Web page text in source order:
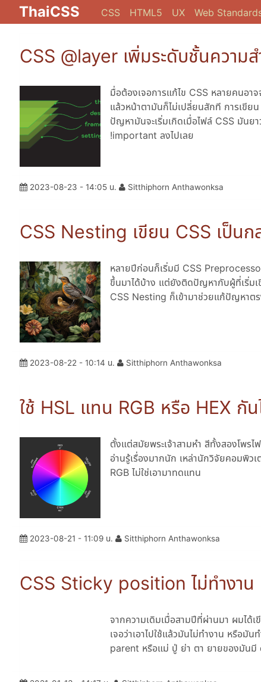
ThaiCSS CSS HTML5 UX Web
CSS @layer เพิ่มระดับชั้นความ
มื่อต้องเจอการแก้ไข CSS หลายคนอา
แล้วหน้าตามันก็ไม่เปลี่ยนสักที การเขีย
ปัญหามันจะเริ่มเกิดเมื่อไฟล์ CSS มันย
!important ลงไปเลย
2023-08-23 - 14:05 น. Sitthiphorn Anthawonksa
CSS Nesting เขียน CSS เป็นก
หลายปีก่อนก็เริ่มมี CSS
ขึ้นมาได้บ้าง แต่ยังติดปัญหากับผู้ที่เริ่มเ
CSS Nesting ก็เข้ามาช่วยแก้ปัญหาต
2023-08-22 - 10:14 น. Sitthiphorn Anthawonksa
ใช้ HSL แทน RGB หรือ HEX กัน
ตั้งแต่สมัยพระเจ้าสามหำ สีทั้งสองโพร
อ่านรู้เรื่องมากนัก เหล่านักวิจัยคอมพิว
RGB ไม่ใช่เอามาทดแทน
2023-08-21 - 11:09 น. Sitthiphorn Anthawonksa
CSS Sticky position ไม่ทำงาน
จากความเดิมเมื่อสามปีที่ผ่านมา ผมได้เ
เจอว่าเอาไปใช้แล้วมันไม่ทำงาน หรือ
parent หรือแม่ ปู่ ย่า ตา ยายของมัน